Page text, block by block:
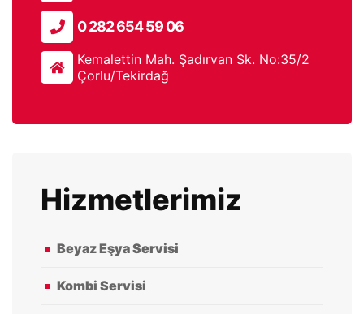
0 282 654 59 06
Kemalettin Mah. Şadırvan Sk. No:35/2
Çorlu/Tekirdağ
Hizmetlerimiz
Beyaz Eşya Servisi
Kombi Servisi